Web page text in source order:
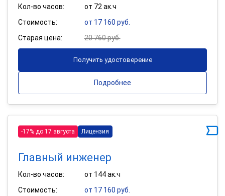
Кол-во часов:
от 72 ак.ч
Стоимость:
от 17 160 руб.
Старая цена:
20 760 руб.
Получить удостоверение
Подробнее
-17% до 17 августа Лицензия
Главный инженер
Кол-во часов:
от 144 ак.ч
Стоимость:
от 17 160 руб.